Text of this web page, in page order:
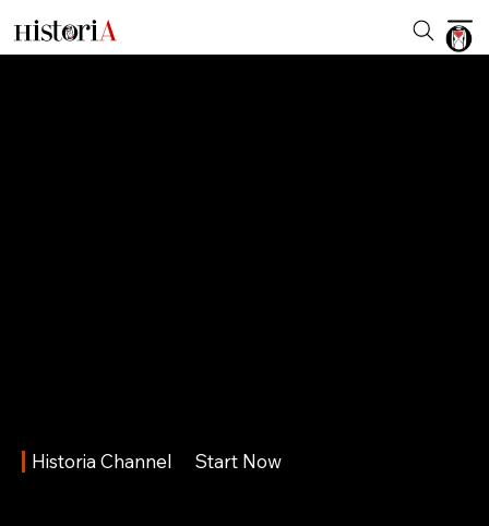
Historia Channel Start Now